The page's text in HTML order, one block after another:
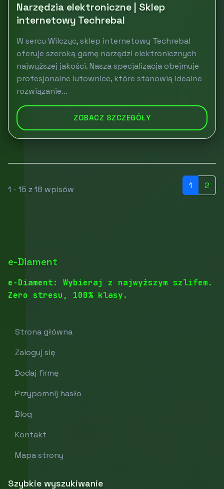
Narzędzia elektroniczne | Sklep
internetowy Techrebal
W sercu Wilczyc, sklep internetowy Techrebal
oferuje szeroką gamę narzędzi elektronicznych
najwyższej jakości. Nasza specjalizacja obejmuje
profesjonalne lutownice, które stanowią idealne
rozwiązanie...
ZOBACZ SZCZEGÓŁY
1 - 15 z 18 wpisów 1 2
e-Diament
e-Diament: Wybieraj z najwyższym szlifem.
Zero stresu, 100% klasy.
Strona główna
Zaloguj się
Dodaj firmę
Przypomnij hasło
Blog
Kontakt
Mapa strony
Szybkie wyszukiwanie